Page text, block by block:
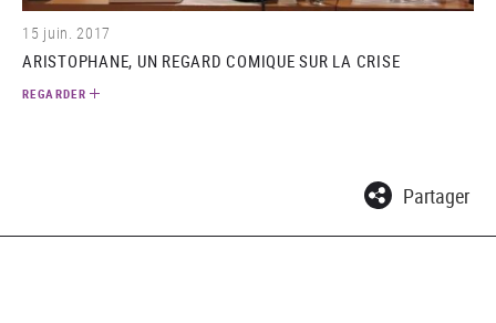
15 juin. 2017
ARISTOPHANE, UN REGARD COMIQUE SUR LA CRISE
REGARDER
Partager